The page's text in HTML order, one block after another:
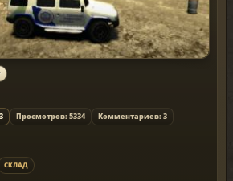
Просмотров: 5334 Комментариев: 3
СКЛАД